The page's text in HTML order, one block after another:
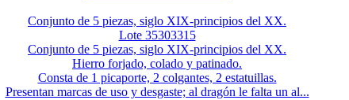
Conjunto de 5 piezas, siglo XIX-principios del XX.
Lote 35303315
Conjunto de 5 piezas, siglo XIX-principios del XX.
Hierro forjado, colado y patinado.
Consta de 1 picaporte, 2 colgantes, 2 estatuillas.
Presentan marcas de uso y desgaste; al dragón le falta un al...